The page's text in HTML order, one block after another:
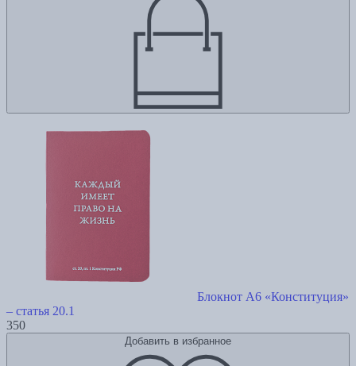
Блокнот А6 «Конституция»
– статья 20.1
350
Добавить в избранное